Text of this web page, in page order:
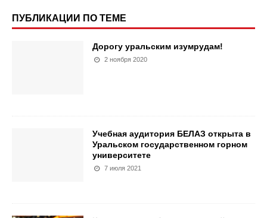
ПУБЛИКАЦИИ ПО ТЕМЕ
Дорогу уральским изумрудам!
2 ноября 2020
Учебная аудитория БЕЛАЗ открыта в
Уральском государственном горном
университете
7 июля 2021